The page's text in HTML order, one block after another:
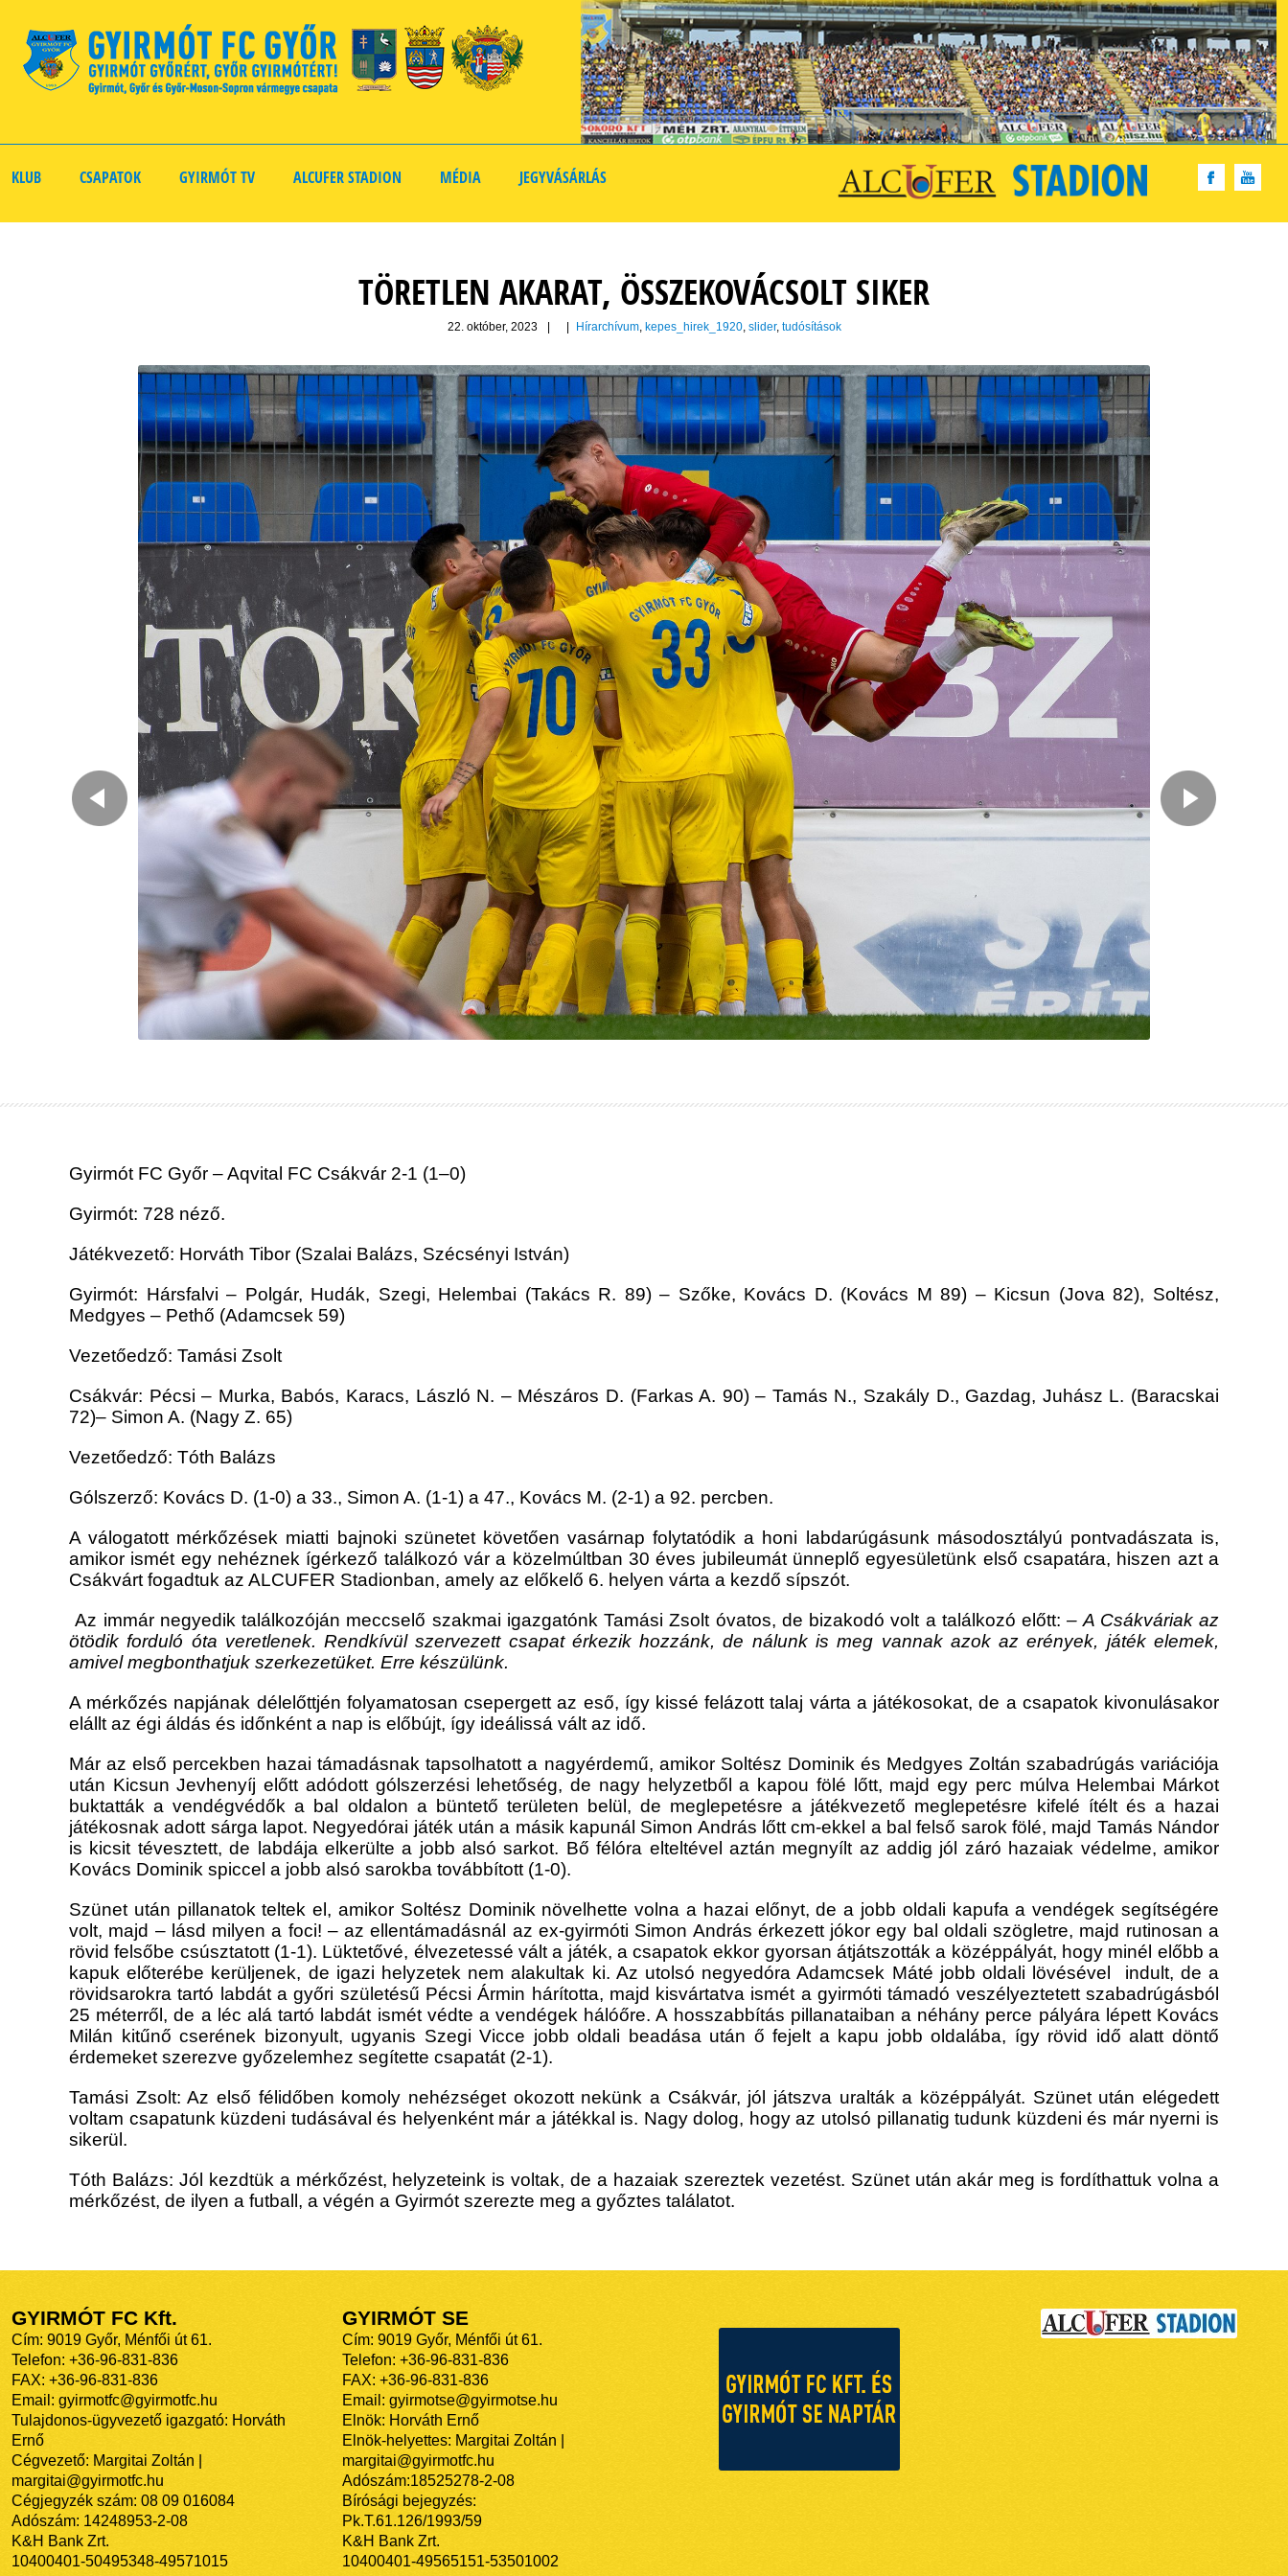
KLUB CSAPATOK GYIRMÓT TV ALCUFER STADION MÉDIA JEGYVÁSÁRLÁS
TÖRETLEN AKARAT, ÖSSZEKOVÁCSOLT SIKER
22. október, 2023 Hírarchívum, kepes_hirek_1920, slider, tudósítások
Gyirmót FC Győr – Aqvital FC Csákvár 2-1 (1–0)
Gyirmót: 728 néző.
Játékvezető: Horváth Tibor (Szalai Balázs, Szécsényi István)
Gyirmót: Hársfalvi – Polgár, Hudák, Szegi, Helembai (Takács R. 89) – Szőke, Kovács D. (Kovács M 89) – Kicsun (Jova 82), Soltész,
Medgyes – Pethő (Adamcsek 59)
Vezetőedző: Tamási Zsolt
Csákvár: Pécsi – Murka, Babós, Karacs, László N. – Mészáros D. (Farkas A. 90) – Tamás N., Szakály D., Gazdag, Juhász L. (Baracskai
72)– Simon A. (Nagy Z. 65)
Vezetőedző: Tóth Balázs
Gólszerző: Kovács D. (1-0) a 33., Simon A. (1-1) a 47., Kovács M. (2-1) a 92. percben.
A válogatott mérkőzések miatti bajnoki szünetet követően vasárnap folytatódik a honi labdarúgásunk másodosztályú pontvadászata is,
amikor ismét egy nehéznek ígérkező találkozó vár a közelmúltban 30 éves jubileumát ünneplő egyesületünk első csapatára, hiszen azt a
Csákvárt fogadtuk az ALCUFER Stadionban, amely az előkelő 6. helyen várta a kezdő sípszót.
Az immár negyedik találkozóján meccselő szakmai igazgatónk Tamási Zsolt óvatos, de bizakodó volt a találkozó előtt:– A Csákváriak az
ötödik forduló óta veretlenek. Rendkívül szervezett csapat érkezik hozzánk, de nálunk is meg vannak azok az erények, játék elemek,
amivel megbonthatjuk szerkezetüket. Erre készülünk.
A mérkőzés napjának délelőttjén folyamatosan csepergett az eső, így kissé felázott talaj várta a játékosokat, de a csapatok kivonulásakor
elállt az égi áldás és időnként a nap is előbújt, így ideálissá vált az idő.
Már az első percekben hazai támadásnak tapsolhatott a nagyérdemű, amikor Soltész Dominik és Medgyes Zoltán szabadrúgás variációja
után Kicsun Jevhenyíj előtt adódott gólszerzési lehetőség, de nagy helyzetből a kapou fölé lőtt, majd egy perc múlva Helembai Márkot
buktatták a vendégvédők a bal oldalon a büntető területen belül, de meglepetésre a játékvezető meglepetésre kifelé ítélt és a hazai
játékosnak adott sárga lapot. Negyedórai játék után a másik kapunál Simon András lőtt cm-ekkel a bal felső sarok fölé, majd Tamás Nándor
is kicsit tévesztett, de labdája elkerülte a jobb alsó sarkot. Bő félóra elteltével aztán megnyílt az addig jól záró hazaiak védelme, amikor
Kovács Dominik spiccel a jobb alsó sarokba továbbított (1-0).
Szünet után pillanatok teltek el, amikor Soltész Dominik növelhette volna a hazai előnyt, de a jobb oldali kapufa a vendégek segítségére
volt, majd – lásd milyen a foci! – az ellentámadásnál az ex-gyirmóti Simon András érkezett jókor egy bal oldali szögletre, majd rutinosan a
rövid felsőbe csúsztatott (1-1). Lüktetővé, élvezetessé vált a játék, a csapatok ekkor gyorsan átjátszották a középpályát, hogy minél előbb a
kapuk előterébe kerüljenek, de igazi helyzetek nem alakultak ki. Az utolsó negyedóra Adamcsek Máté jobb oldali lövésével indult, de a
rövidsarokra tartó labdát a győri születésű Pécsi Ármin hárította, majd kisvártatva ismét a gyirmóti támadó veszélyeztetett szabadrúgásból
25 méterről, de a léc alá tartó labdát ismét védte a vendégek hálóőre. A hosszabbítás pillanataiban a néhány perce pályára lépett Kovács
Milán kitűnő cserének bizonyult, ugyanis Szegi Vicce jobb oldali beadása után ő fejelt a kapu jobb oldalába, így rövid idő alatt döntő
érdemeket szerezve győzelemhez segítette csapatát (2-1).
Tamási Zsolt: Az első félidőben komoly nehézséget okozott nekünk a Csákvár, jól játszva uralták a középpályát. Szünet után elégedett
voltam csapatunk küzdeni tudásával és helyenként már a játékkal is. Nagy dolog, hogy az utolsó pillanatig tudunk küzdeni és már nyerni is
sikerül.
Tóth Balázs: Jól kezdtük a mérkőzést, helyzeteink is voltak, de a hazaiak szereztek vezetést. Szünet után akár meg is fordíthattuk volna a
mérkőzést, de ilyen a futball, a végén a Gyirmót szerezte meg a győztes találatot.
GYIRMÓT FC Kft.
Cím: 9019 Győr, Ménfői út 61.
Telefon: +36-96-831-836
FAX: +36-96-831-836
Email: gyirmotfc@gyirmotfc.hu
Tulajdonos-ügyvezető igazgató: Horváth
Ernő
Cégvezető: Margitai Zoltán |
margitai@gyirmotfc.hu
Cégjegyzék szám: 08 09 016084
Adószám: 14248953-2-08
K&H Bank Zrt.
10400401-50495348-49571015
GYIRMÓT SE
Cím: 9019 Győr, Ménfői út 61.
Telefon: +36-96-831-836
FAX: +36-96-831-836
Email: gyirmotse@gyirmotse.hu
Elnök: Horváth Ernő
Elnök-helyettes: Margitai Zoltán |
margitai@gyirmotfc.hu
Adószám:18525278-2-08
Bírósági bejegyzés:
Pk.T.61.126/1993/59
K&H Bank Zrt.
10400401-49565151-53501002